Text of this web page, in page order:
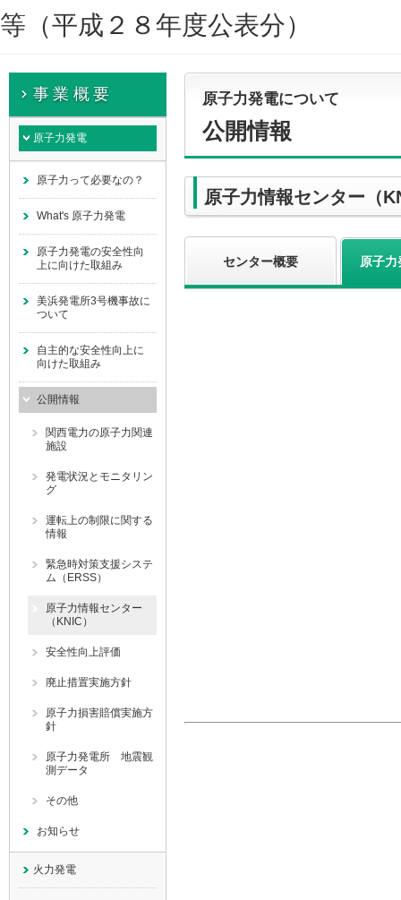
等（平成２８年度公表分）
原子力発電について
公開情報
原子力情報センター（
センター概要 原子力
事業概要
原子力発電
原子力って必要なの？
What's 原子力発電
原子力発電の安全性向
上に向けた取組み
美浜発電所3号機事故に
ついて
自主的な安全性向上に
向けた取組み
公開情報
関西電力の原子力関連
施設
発電状況とモニタリン
グ
運転上の制限に関する
情報
緊急時対策支援システ
ム（ERSS）
原子力情報センター
（KNIC）
安全性向上評価
廃止措置実施方針
原子力損害賠償実施方
針
原子力発電所 地震観
測データ
その他
お知らせ
火力発電